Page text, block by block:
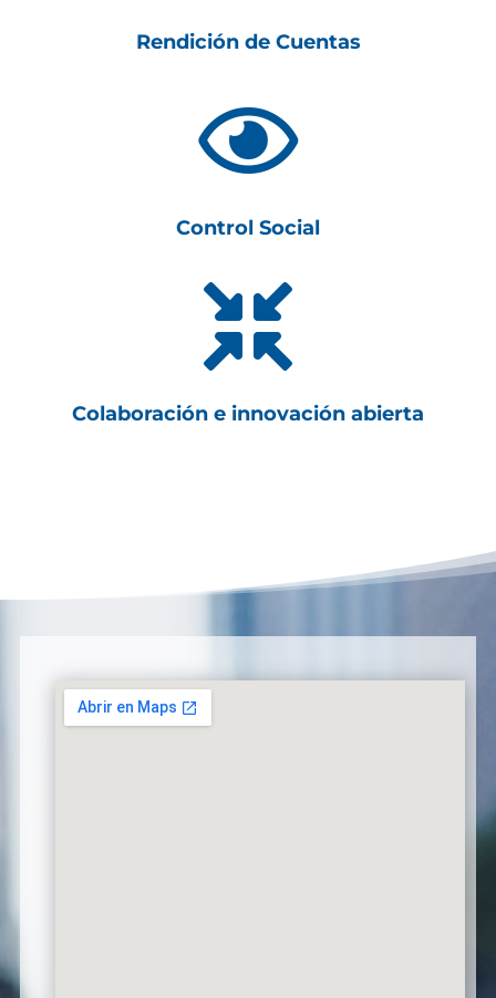
Rendición de Cuentas

Control Social

Colaboración e innovación abierta